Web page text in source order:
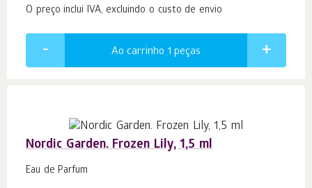
O preço inclui IVA, excluindo o custo de envio
Ao carrinho 1 peças
Nordic Garden. Frozen Lily, 1,5 ml
Eau de Parfum